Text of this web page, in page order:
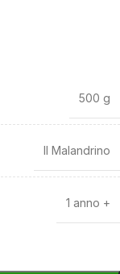
500 g
Il Malandrino
1 anno +